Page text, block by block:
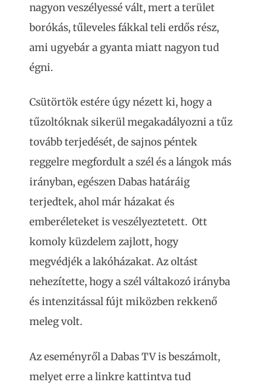
nagyon veszélyessé vált, mert a terület
borókás, tűleveles fákkal teli erdős rész,
ami ugyebár a gyanta miatt nagyon tud
égni.
Csütörtök estére úgy nézett ki, hogy a
tűzoltóknak sikerül megakadályozni a tűz
tovább terjedését, de sajnos péntek
reggelre megfordult a szél és a lángok más
irányban, egészen Dabas határáig
terjedtek, ahol már házakat és
emberéleteket is veszélyeztetett. Ott
komoly küzdelem zajlott, hogy
megvédjék a lakóházakat. Az oltást
nehezítette, hogy a szél váltakozó irányba
és intenzitással fújt miközben rekkenő
meleg volt.
Az eseményről a Dabas TV is beszámolt,
melyet erre a linkre kattintva tud